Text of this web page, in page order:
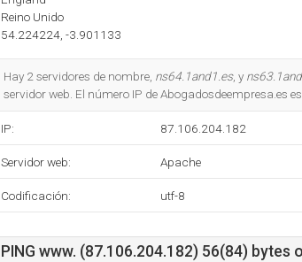
Reino Unido
54.224224, -3.901133
Hay 2 servidores de nombre, ns64.1and1.es, y
servidor web. El número IP de Abogadosdeempresa.es
IP: 87.106.204.182
Servidor web: Apache
Codificación: utf-8
PING www. (87.106.204.182) 56(84) bytes